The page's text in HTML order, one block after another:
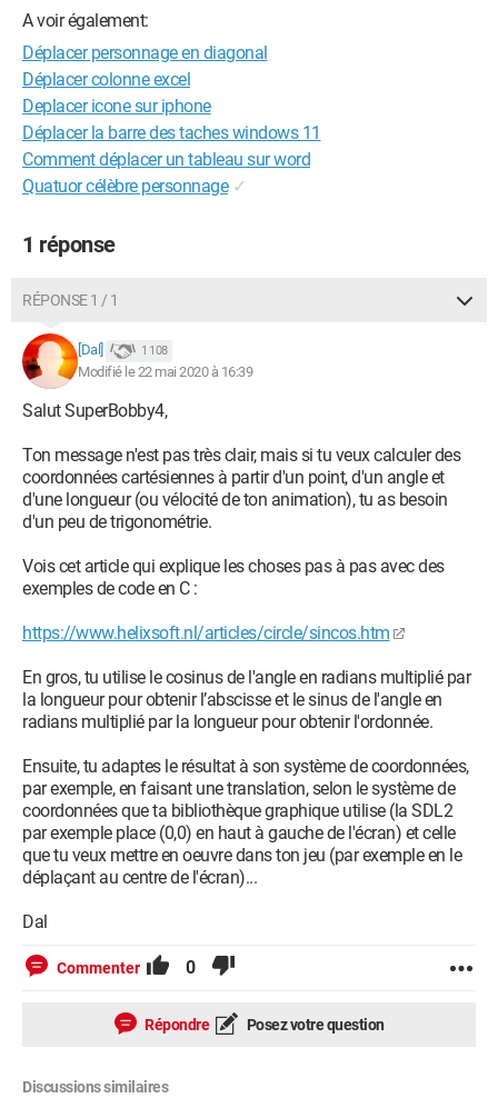
A voir également:
Déplacer personnage en diagonal
Déplacer colonne excel
Deplacer icone sur iphone
Déplacer la barre des taches windows 11
Comment déplacer un tableau sur word
Quatuor célèbre personnage ✓
1 réponse
RÉPONSE 1 / 1
[Dal] 1 108
Modifié le 22 mai 2020 à 16:39
Salut SuperBobby4,
Ton message n'est pas très clair, mais si tu veux calculer des
coordonnées cartésiennes à partir d'un point, d'un angle et
d'une longueur (ou vélocité de ton animation), tu as besoin
d'un peu de trigonométrie.
Vois cet article qui explique les choses pas à pas avec des
exemples de code en C :
https://www.helixsoft.nl/articles/circle/sincos.htm
En gros, tu utilise le cosinus de l'angle en radians multiplié par
la longueur pour obtenir l’abscisse et le sinus de l'angle en
radians multiplié par la longueur pour obtenir l'ordonnée.
Ensuite, tu adaptes le résultat à son système de coordonnées,
par exemple, en faisant une translation, selon le système de
coordonnées que ta bibliothèque graphique utilise (la SDL2
par exemple place (0,0) en haut à gauche de l'écran) et celle
que tu veux mettre en oeuvre dans ton jeu (par exemple en le
déplaçant au centre de l'écran)...
Dal
Commenter 0
Répondre Posez votre question
Discussions similaires